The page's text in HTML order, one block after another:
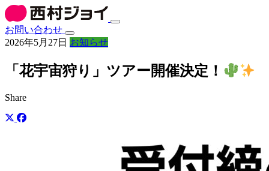
お問い合わせ
2026年5月27日 お知らせ
「花宇宙狩り」ツアー開催決定！
Share